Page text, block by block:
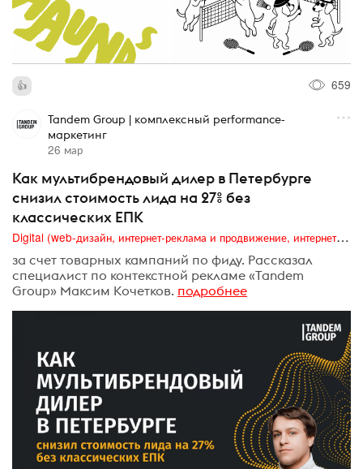
659
Tandem Group | комплексный performance-
маркетинг
26 мар
Как мультибрендовый дилер в Петербурге
снизил стоимость лида на 27% без
классических ЕПК
Digital (web-дизайн, интернет-реклама и продвижение, интернет-сообщества и блоги, интернет-коммуникации, мобильный маркетинг, реклама на цифровых экранах)
за счет товарных кампаний по фиду. Рассказал
специалист по контекстной рекламе «Tandem
Group» Максим Кочетков. подробнее